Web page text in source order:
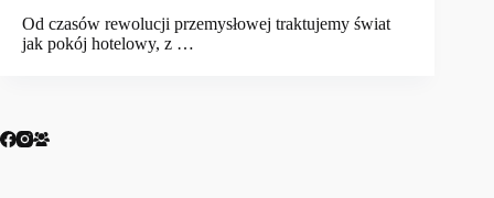
Od czasów rewolucji przemysłowej traktujemy świat
jak pokój hotelowy, z …